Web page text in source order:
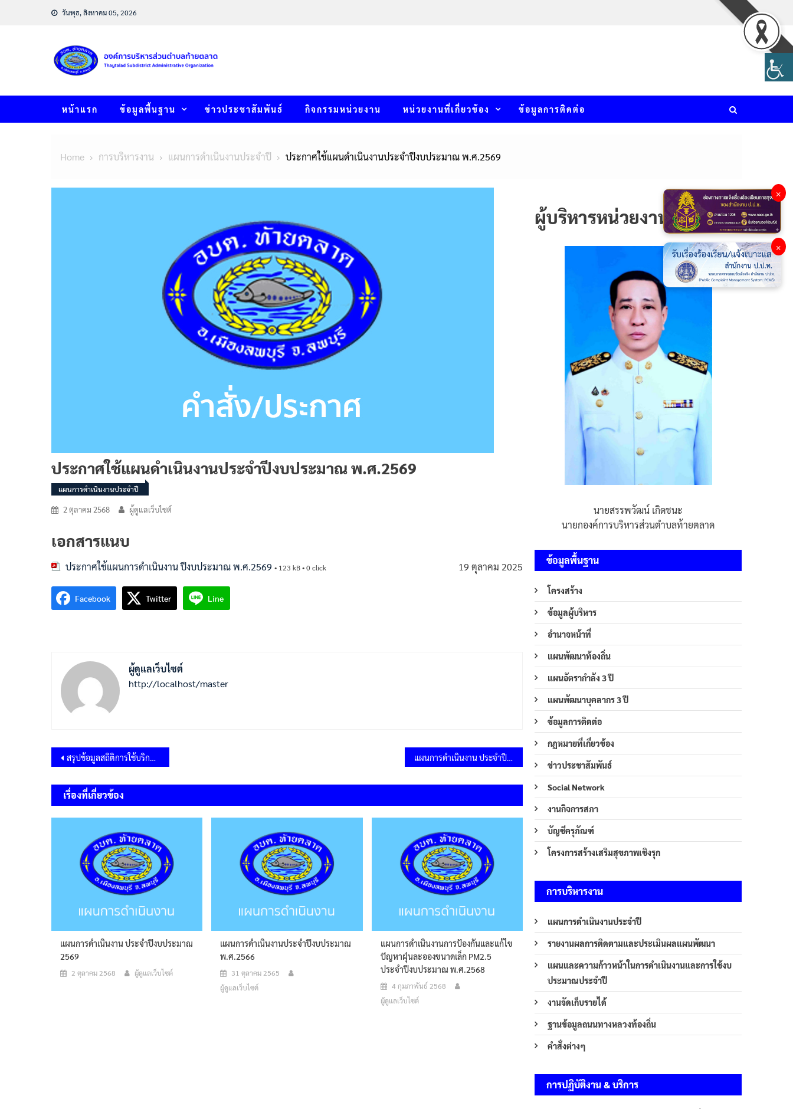
วันพุธ, สิงหาคม 05, 2026
หน้าแรก ข้อมูลพื้นฐาน ข่าวประชาสัมพันธ์ กิจกรรมหน่วยงาน หน่วยงานที่เกี่ยวข้อง ข้อมูลการติดต่อ
Home การบริหารงาน แผนการดำเนินงานประจำปี ประกาศใช้แผนดำเนินงานประจำปีงบประมาณ พ.ศ.2569
ประกาศใช้แผนดำเนินงานประจำปีงบประมาณ พ.ศ.2569
แผนการดำเนินงานประจำปี
2 ตุลาคม 2568 ผู้ดูแลเว็บไซต์
เอกสารแนบ
ประกาศใช้แผนการดำเนินงาน ปีงบประมาณ พ.ศ.2569 • 123 kB • 0 click 19 ตุลาคม 2025
Facebook Twitter Line
ผู้ดูแลเว็บไซต์
http://localhost/master
แนะแนว
เรื่อง
สรุปข้อมูลสถิติการใช้บริการผ่านช่องทาง E-Service ประจำปีงบประมาณ พ.ศ.2568 แผนการดำเนินงาน ประจำปีงบประมาณ 2569
เรื่องที่เกี่ยวข้อง
แผนการดำเนินงาน ประจำปีงบประมาณ
2569
2 ตุลาคม 2568 ผู้ดูแลเว็บไซต์
แผนการดำเนินงานประจำปีงบประมาณ
พ.ศ.2566
31 ตุลาคม 2565
ผู้ดูแลเว็บไซต์
แผนการดำเนินงานการป้องกันและแก้ไข
ปัญหาฝุ่นละอองขนาดเล็ก PM2.5
ประจำปีงบประมาณ พ.ศ.2568
4 กุมภาพันธ์ 2568
ผู้ดูแลเว็บไซต์
ผู้บริหารหน่วยงาน
นายสรรพวัฒน์ เกิดชนะ
นายกองค์การบริหารส่วนตำบลท้ายตลาด
ข้อมูลพื้นฐาน
โครงสร้าง
ข้อมูลผู้บริหาร
อำนาจหน้าที่
แผนพัฒนาท้องถิ่น
แผนอัตรากำลัง 3 ปี
แผนพัฒนาบุคลากร 3 ปี
ข้อมูลการติดต่อ
กฎหมายที่เกี่ยวข้อง
ข่าวประชาสัมพันธ์
Social Network
งานกิจการสภา
บัญชีครุภัณฑ์
โครงการสร้างเสริมสุขภาพเชิงรุก
การบริหารงาน
แผนการดำเนินงานประจำปี
รายงานผลการติดตามและประเมินผลแผนพัฒนา
แผนและความก้าวหน้าในการดำเนินงานและการใช้งบ
ประมาณประจำปี
งานจัดเก็บรายได้
ฐานข้อมูลถนนทางหลวงท้องถิ่น
คำสั่งต่างๆ
การปฏิบัติงาน & บริการ
×
×